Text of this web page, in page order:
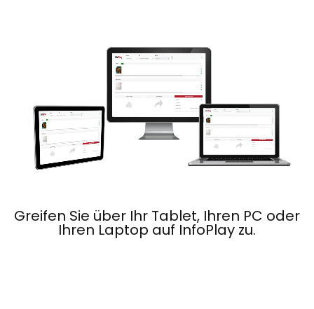
Greifen Sie über Ihr Tablet, Ihren PC oder
Ihren Laptop auf InfoPlay zu.